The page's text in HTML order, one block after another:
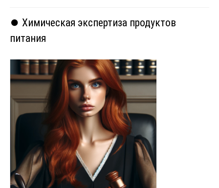
⏺️ Химическая экспертиза продуктов
питания